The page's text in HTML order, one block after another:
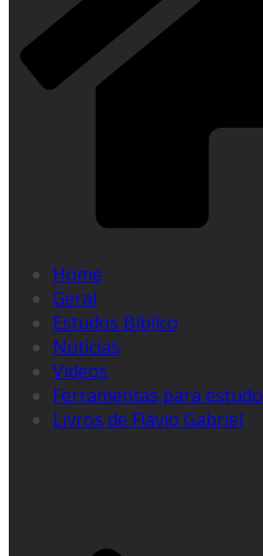
Home
Geral
Estudos Bíblico
Noticias
Videos
Ferramentas para estudo
Livros de Flávio Gabriel